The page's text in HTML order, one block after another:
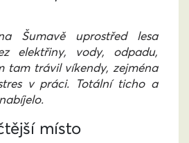
Šumavě uprostřed lesa
elektřiny, vody, odpadu,
tam trávil víkendy, zejména
v práci. Totální ticho a
místo